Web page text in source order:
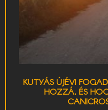
KUTYÁS ÚJÉVI
HOZZÁ, ÉS